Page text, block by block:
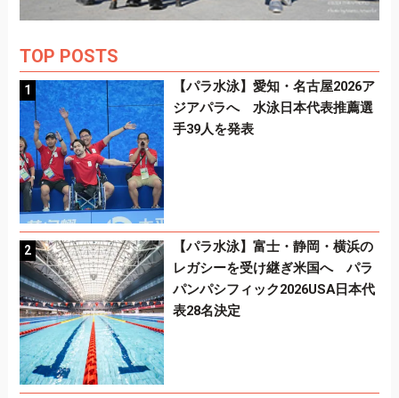
TOP POSTS
【パラ水泳】愛知・名古屋2026ア
ジアパラへ 水泳日本代表推薦選
手39人を発表
【パラ水泳】富士・静岡・横浜の
レガシーを受け継ぎ米国へ パラ
パンパシフィック2026USA日本代
表28名決定